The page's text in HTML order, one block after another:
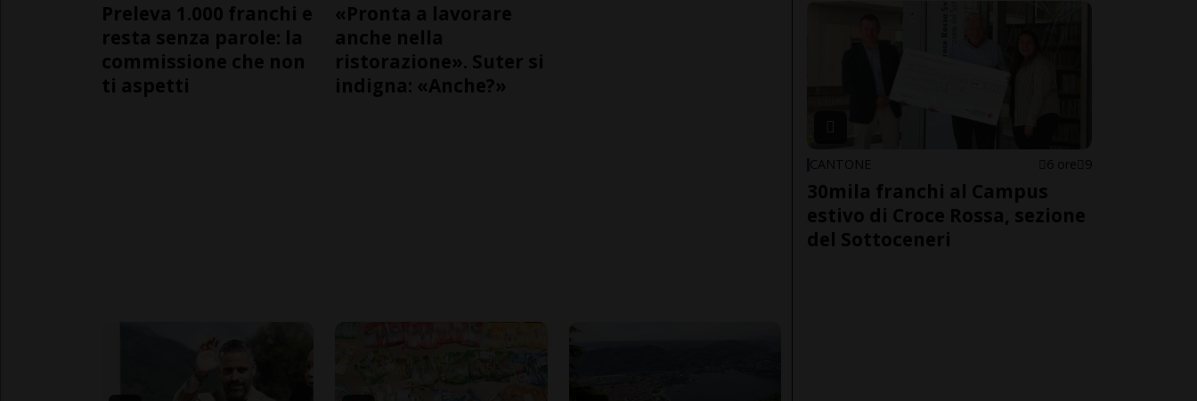
Preleva 1.000 franchi e
resta senza parole: la
commissione che non
ti aspetti
«Pronta a lavorare
anche nella
ristorazione». Suter si
indigna: «Anche?»
CANTONE 6 ore 9
30mila franchi al Campus
estivo di Croce Rossa, sezione
del Sottoceneri